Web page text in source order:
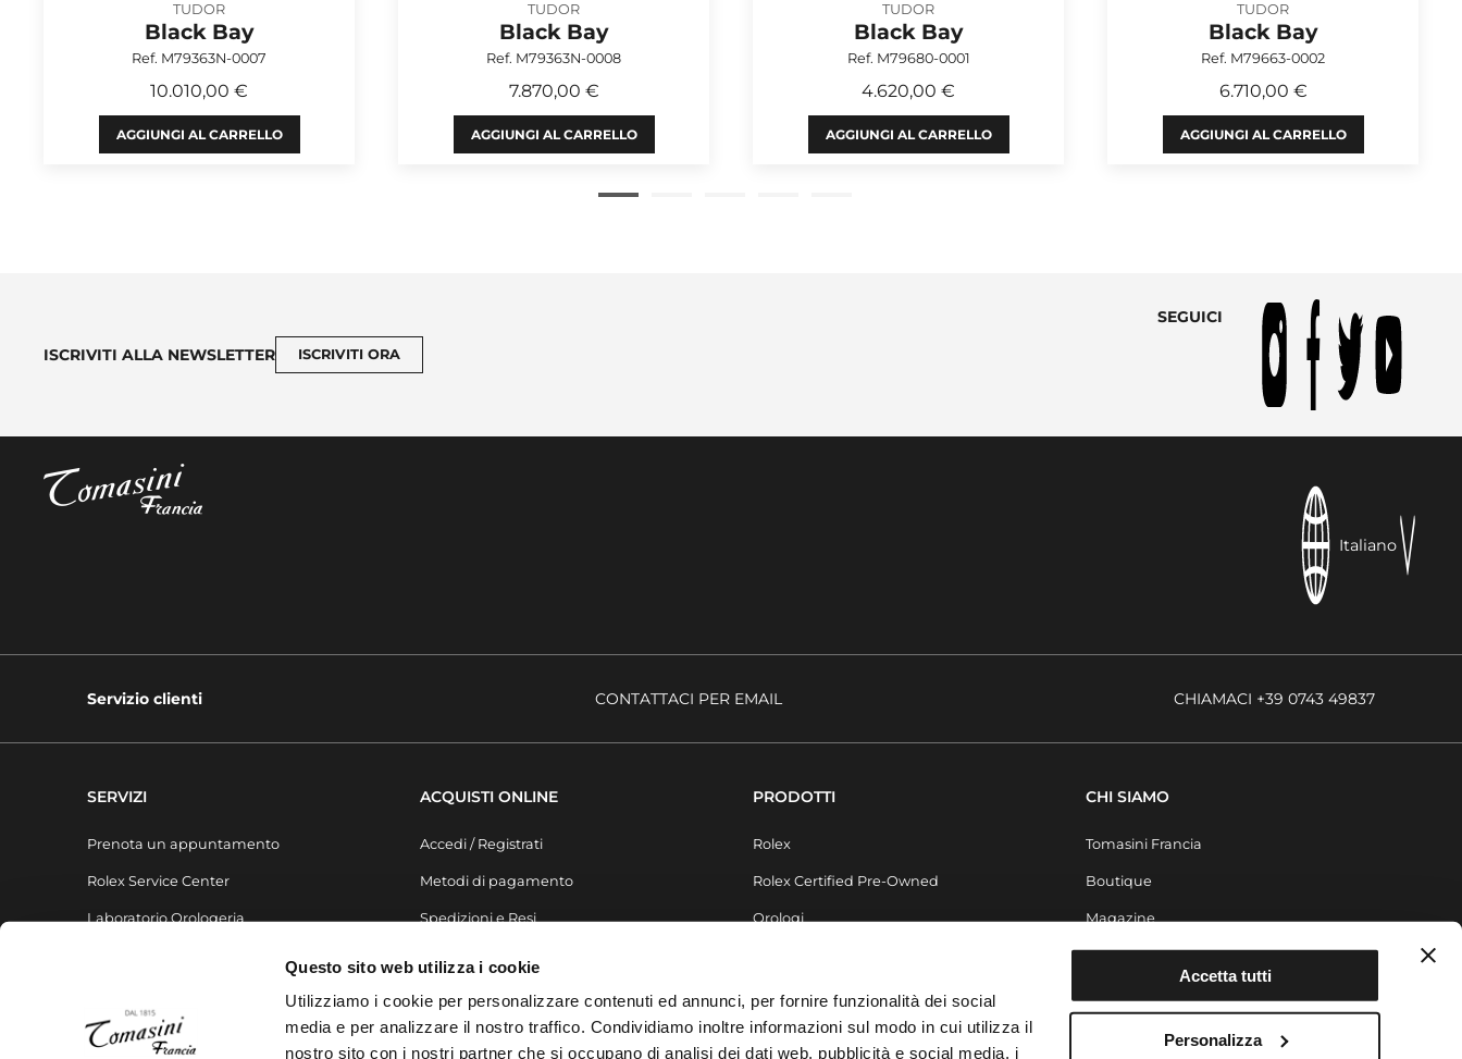
Questo sito web utilizza i cookie
Utilizziamo i cookie per personalizzare contenuti ed annunci, per fornire funzionalità dei social
media e per analizzare il nostro traffico. Condividiamo inoltre informazioni sul modo in cui utilizza il
nostro sito con i nostri partner che si occupano di analisi dei dati web, pubblicità e social media, i
Accetta tutti
Personalizza
TUDOR
Black Bay
Ref. M79363N-0007
10.010,00 €
AGGIUNGI AL CARRELLO
TUDOR
Black Bay
Ref. M79363N-0008
7.870,00 €
AGGIUNGI AL CARRELLO
TUDOR
Black Bay
Ref. M79680-0001
4.620,00 €
AGGIUNGI AL CARRELLO
TUDOR
Black Bay
Ref. M79663-0002
6.710,00 €
AGGIUNGI AL CARRELLO
ISCRIVITI ALLA NEWSLETTER ISCRIVITI ORA
SEGUICI
Italiano
Servizio clienti CONTATTACI PER EMAIL CHIAMACI +39 0743 49837
SERVIZI
Prenota un appuntamento
Rolex Service Center
Laboratorio Orologeria
ACQUISTI ONLINE
Accedi / Registrati
Metodi di pagamento
Spedizioni e Resi
PRODOTTI
Rolex
Rolex Certified Pre-Owned
Orologi
Gioielli
Accessori
CHI SIAMO
Tomasini Francia
Boutique
Magazine
Contatti